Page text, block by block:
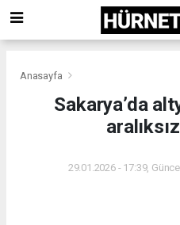
Anasayfa
Sakarya’da
29.01.2026 - 17:39,